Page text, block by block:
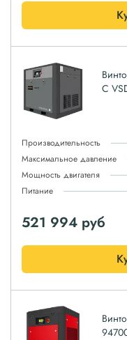
C
Производительность
Максимальное давление
Мощность двигателя
Питание
521 994 руб